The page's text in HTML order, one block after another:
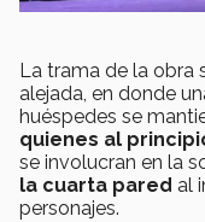
La trama de la obra
alejada, en donde
huéspedes se
quienes al
se involucran en la
la cuarta pared al
personajes.